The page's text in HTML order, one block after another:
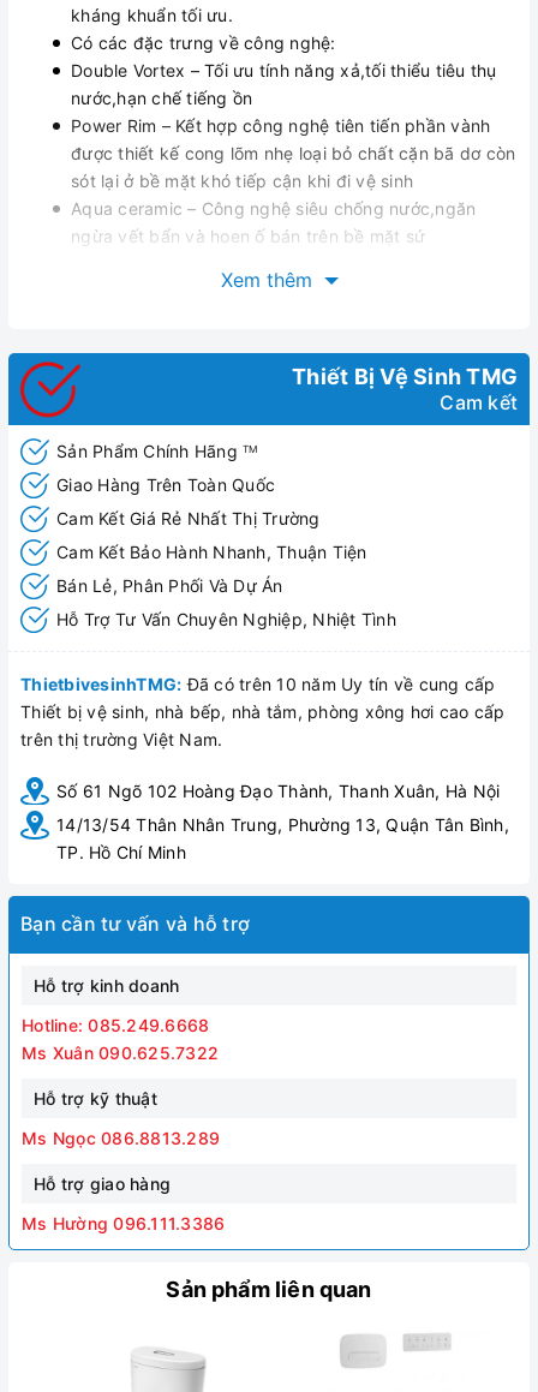
kháng khuẩn tối ưu.
Có các đặc trưng về công nghệ:
Double Vortex – Tối ưu tính năng xả,tối thiểu tiêu thụ
nước,hạn chế tiếng ồn
Power Rim – Kết hợp công nghệ tiên tiến phần vành
được thiết kế cong lõm nhẹ loại bỏ chất cặn bã dơ còn
sót lại ở bề mặt khó tiếp cận khi đi vệ sinh
Aqua ceramic – Công nghệ siêu chống nước,ngăn
ngừa vết bẩn và hoen ố bán trên bề mặt sứ
giúp đánh bay tất cả các laoij chất thải
nhành
Comfort clean – Tiêu diệt vi khuẩn Ecoli hiệu quả theo
các thí nghiệm được thực hiện bởi IMSL
Xem thêm
Thiết Bị Vệ Sinh TMG
Cam kết
Sản Phẩm Chính Hãng TM
Giao Hàng Trên Toàn Quốc
Cam Kết Giá Rẻ Nhất Thị Trường
Cam Kết Bảo Hành Nhanh, Thuận Tiện
Bán Lẻ, Phân Phối Và Dự Án
Hỗ Trợ Tư Vấn Chuyên Nghiệp, Nhiệt Tình
ThietbivesinhTMG: Đã có trên 10 năm Uy tín về cung cấp
Thiết bị vệ sinh, nhà bếp, nhà tắm, phòng xông hơi cao cấp
trên thị trường Việt Nam.
Số 61 Ngõ 102 Hoàng Đạo Thành, Thanh Xuân, Hà Nội
14/13/54 Thân Nhân Trung, Phường 13, Quận Tân Bình,
TP. Hồ Chí Minh
Bạn cần tư vấn và hỗ trợ
Hỗ trợ kinh doanh
Hotline: 085.249.6668
Ms Xuân 090.625.7322
Hỗ trợ kỹ thuật
Ms Ngọc 086.8813.289
Hỗ trợ giao hàng
Ms Hường 096.111.3386
Sản phẩm liên quan